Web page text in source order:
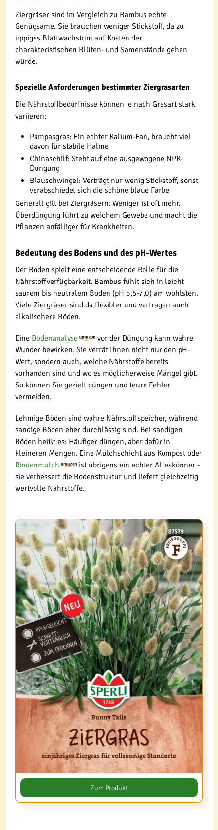
Ziergräser sind im Vergleich zu Bambus echte
Genügsame. Sie brauchen weniger Stickstoff, da zu
üppiges Blattwachstum auf Kosten der
charakteristischen Blüten- und Samenstände gehen
würde.
Spezielle Anforderungen bestimmter Ziergrasarten
Die Nährstoffbedürfnisse können je nach Grasart stark
variieren:
Pampasgras: Ein echter Kalium-Fan, braucht viel
davon für stabile Halme
Chinaschilf: Steht auf eine ausgewogene NPK-
Düngung
Blauschwingel: Verträgt nur wenig Stickstoff, sonst
verabschiedet sich die schöne blaue Farbe
Generell gilt bei Ziergräsern: Weniger ist oft mehr.
Überdüngung führt zu weichem Gewebe und macht die
Pflanzen anfälliger für Krankheiten.
Bedeutung des Bodens und des pH-Wertes
Der Boden spielt eine entscheidende Rolle für die
Nährstoffverfügbarkeit. Bambus fühlt sich in leicht
saurem bis neutralem Boden (pH 5,5-7,0) am wohlsten.
Viele Ziergräser sind da flexibler und vertragen auch
alkalischere Böden.
Eine Bodenanalyse
vor der Düngung kann wahre
Wunder bewirken. Sie verrät Ihnen nicht nur den pH-
Wert, sondern auch, welche Nährstoffe bereits
vorhanden sind und wo es möglicherweise Mängel gibt.
So können Sie gezielt düngen und teure Fehler
vermeiden.
Lehmige Böden sind wahre Nährstoffspeicher, während
sandige Böden eher durchlässig sind. Bei sandigen
Böden heißt es: Häufiger düngen, aber dafür in
kleineren Mengen. Eine Mulchschicht aus Kompost oder
Rindenmulch
ist übrigens ein echter Alleskönner -
sie verbessert die Bodenstruktur und liefert gleichzeitig
wertvolle Nährstoffe.
Zum Produkt